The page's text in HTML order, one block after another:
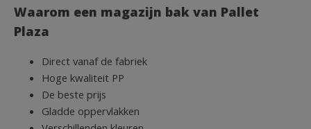
Waarom een magazijn bak van Pallet
Plaza
Direct vanaf de fabriek
Hoge kwaliteit PP
De beste prijs
Gladde oppervlakken